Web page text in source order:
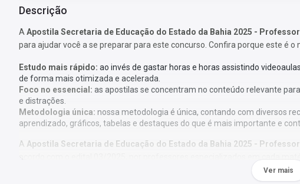
Descrição
A Apostila Secretaria de Educação do Estado da Bahia 2025 -
para ajudar você a se preparar para este concurso. Confira porque este é
Estudo mais rápido: ao invés de gastar horas e horas assistindo
de forma mais otimizada e acelerada.
Foco no essencial: as apostilas se concentram no conteúdo relevante
e distrações.
Metodologia única: nossa metodologia é única, contando com diversos
aprendizado, gráficos, tabelas e destaques do que é mais importante e
A Apostila Secretaria de Educação do Estado da Bahia 2025 -
acordo com o edital 03/2025, por professores especializados em cada
Ver mais